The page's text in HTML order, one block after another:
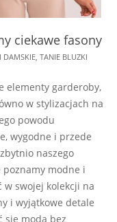
ciekawe fasony
DAMSKIE, TANIE BLUZKI
elementy garderoby,
w stylizacjach na
powodu
wygodne i przede
naszego
modne i
w swojej kolekcji na
i wyjątkowe detale
się modą bez